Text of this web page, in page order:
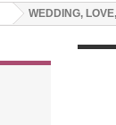
WEDDING,